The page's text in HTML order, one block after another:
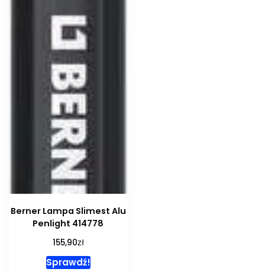
Berner Lampa Slimest Alu
Penlight 414778
155,90zł
Sprawdź!